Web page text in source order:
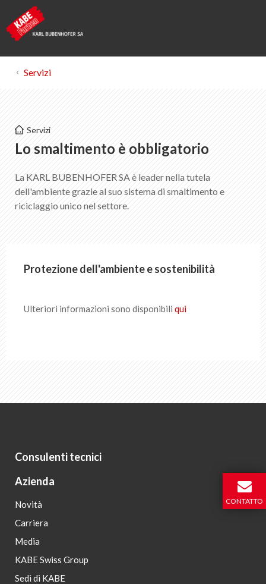
Smaltimento
Lista dei preferiti 0
Informazioni su KABE Farben
Download
DE FR EN
IT
Servizi
Servizi
Lo smaltimento è obbligatorio
La KARL BUBENHOFER SA è leader nella tutela
dell'ambiente grazie al suo sistema di smaltimento e
riciclaggio unico nel settore.
Protezione dell'ambiente e sostenibilità
Ulteriori informazioni sono disponibili qui
Consulenti tecnici
Azienda
Novità
Carriera
Media
KABE Swiss Group
Sedi di KABE
CONTATTO